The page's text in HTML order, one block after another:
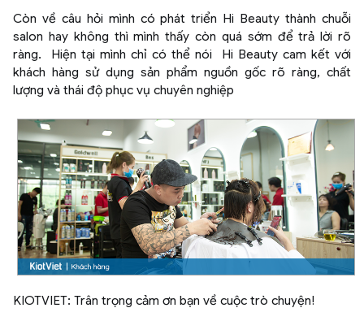
Còn về câu hỏi mình có phát triển Hi Beauty thành chuỗi
salon hay không thì mình thấy còn quá sớm để trả lời rõ
ràng. Hiện tại mình chỉ có thể nói Hi Beauty cam kết với
khách hàng sử dụng sản phẩm nguồn gốc rõ ràng, chất
lượng và thái độ phục vụ chuyên nghiệp
KIOTVIET: Trân trọng cảm ơn bạn về cuộc trò chuyện!